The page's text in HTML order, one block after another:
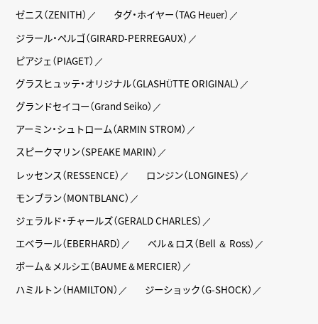
ゼニス（ZENITH）
タグ・ホイヤー（TAG Heuer）
ジラール・ペルゴ（GIRARD-PERREGAUX）
ピアジェ（PIAGET）
グラスヒュッテ・オリジナル（GLASHÜTTE ORIGINAL）
グランドセイコー（Grand Seiko）
アーミン・シュトローム（ARMIN STROM）
スピークマリン（SPEAKE MARIN）
レッセンス（RESSENCE）
ロンジン（LONGINES）
モンブラン（MONTBLANC）
ジェラルド・チャールズ（GERALD CHARLES）
エベラール（EBERHARD）
ベル＆ロス（Bell ＆ Ross）
ボーム＆メルシエ（BAUME＆MERCIER）
ハミルトン（HAMILTON）
ジーショック（G-SHOCK）